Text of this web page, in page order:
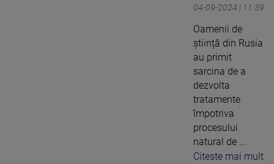
04-09-2024 | 11:39
Oamenii de
știință din Rusia
au primit
sarcina de a
dezvolta
tratamente
împotriva
procesului
natural de ...
Citeste mai mult